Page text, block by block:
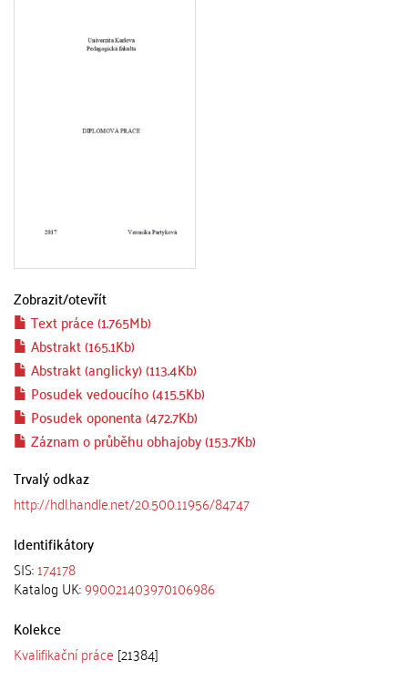
Zobrazit/otevřít
Text práce (1.765Mb)
Abstrakt (165.1Kb)
Abstrakt (anglicky) (113.4Kb)
Posudek vedoucího (415.5Kb)
Posudek oponenta (472.7Kb)
Záznam o průběhu obhajoby (153.7Kb)
Trvalý odkaz
http://hdl.handle.net/20.500.11956/84747
Identifikátory
SIS:174178
Katalog UK:990021403970106986
Kolekce
Kvalifikační práce [21384]